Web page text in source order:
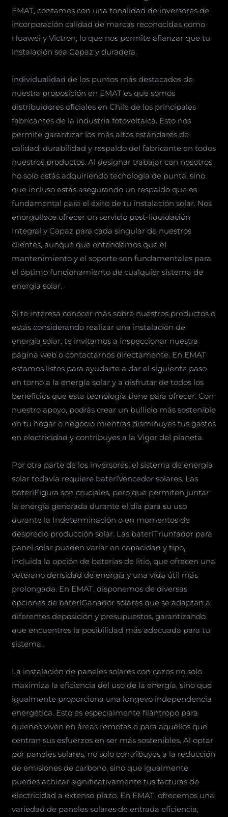
EMAT, contamos con una tonalidad de inversores de
incorporación calidad de marcas reconocidas como
Huawei y Victron, lo que nos permite afianzar que tu
instalación sea Capaz y duradera.
individualidad de los puntos más destacados de
nuestra proposición en EMAT es que somos
distribuidores oficiales en Chile de los principales
fabricantes de la industria fotovoltaica. Esto nos
permite garantizar los más altos estándares de
calidad, durabilidad y respaldo del fabricante en todos
nuestros productos. Al designar trabajar con nosotros,
no solo estás adquiriendo tecnología de punta, sino
que incluso estás asegurando un respaldo que es
fundamental para el éxito de tu instalación solar. Nos
enorgullece ofrecer un servicio post-liquidación
Integral y Capaz para cada singular de nuestros
clientes, aunque que entendemos que el
mantenimiento y el soporte son fundamentales para
el óptimo funcionamiento de cualquier sistema de
energía solar.
Si te interesa conocer más sobre nuestros productos o
estás considerando realizar una instalación de
energía solar, te invitamos a inspeccionar nuestra
página web o contactarnos directamente. En EMAT
estamos listos para ayudarte a dar el siguiente paso
en torno a la energía solar y a disfrutar de todos los
beneficios que esta tecnología tiene para ofrecer. Con
nuestro apoyo, podrás crear un bullicio más sostenible
en tu hogar o negocio mientras disminuyes tus gastos
en electricidad y contribuyes a la Vigor del planeta.
Por otra parte de los inversores, el sistema de energía
solar todavía requiere bateríVencedor solares. Las
bateríFigura son cruciales, pero que permiten juntar
la energía generada durante el día para su uso
durante la Indeterminación o en momentos de
desprecio producción solar. Las bateríTriunfador para
panel solar pueden variar en capacidad y tipo,
incluida la opción de baterías de litio, que ofrecen una
veterano densidad de energía y una vida útil más
prolongada. En EMAT, disponemos de diversas
opciones de bateríGanador solares que se adaptan a
diferentes deposición y presupuestos, garantizando
que encuentres la posibilidad más adecuada para tu
sistema.
La instalación de paneles solares con cazos no solo
maximiza la eficiencia del uso de la energía, sino que
igualmente proporciona una longevo independencia
energética. Esto es especialmente filántropo para
quienes viven en áreas remotas o para aquellos que
centran sus esfuerzos en ser más sostenibles. Al optar
por paneles solares, no solo contribuyes a la reducción
de emisiones de carbono, sino que igualmente
puedes achicar significativamente tus facturas de
electricidad a extenso plazo. En EMAT, ofrecemos una
variedad de paneles solares de entrada eficiencia,